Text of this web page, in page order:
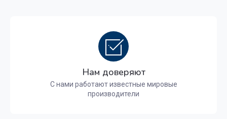
Нам доверяют
С нами работают известные мировые
производители